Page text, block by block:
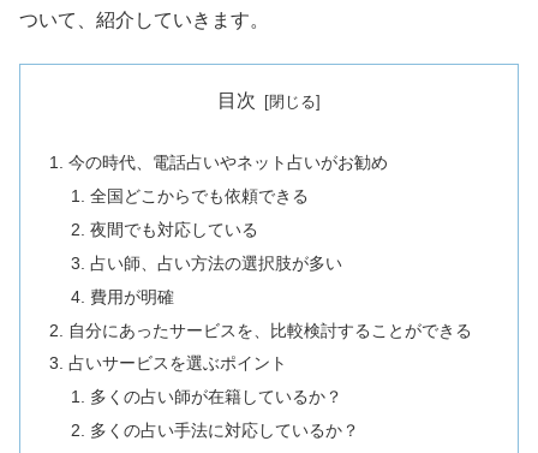
ついて、紹介していきます。
目次
今の時代、電話占いやネット占いがお勧め
全国どこからでも依頼できる
夜間でも対応している
占い師、占い方法の選択肢が多い
費用が明確
自分にあったサービスを、比較検討することができる
占いサービスを選ぶポイント
多くの占い師が在籍しているか？
多くの占い手法に対応しているか？